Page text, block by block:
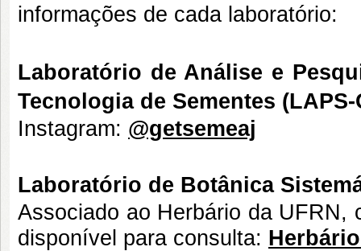
informações de cada laboratório:
Laboratório de Análise e
Tecnologia de Sementes (LAPS-
Instagram: @getsemeaj
Laboratório de Botânica
Associado ao Herbário da UFRN,
disponível para consulta: